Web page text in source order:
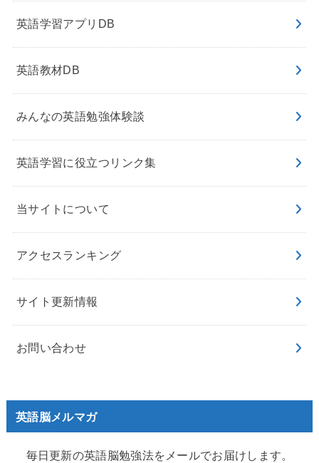
英語学習アプリDB
英語教材DB
みんなの英語勉強体験談
英語学習に役立つリンク集
当サイトについて
アクセスランキング
サイト更新情報
お問い合わせ
英語脳メルマガ
毎日更新の英語脳勉強法をメールでお届けします。